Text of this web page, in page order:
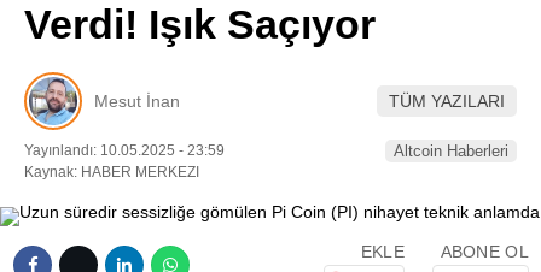
TikTok
Pinterest
Verdi! Işık Saçıyor
Mesut İnan TÜM YAZILARI
Yayınlandı: 10.05.2025 - 23:59
Kaynak: HABER MERKEZI
Altcoin Haberleri
EKLE ABONE OL